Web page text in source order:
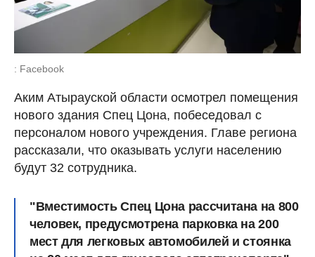
: Facebook
Аким Атырауской области осмотрел помещения
нового здания Спец Цона, побеседовал с
персоналом нового учреждения. Главе региона
рассказали, что оказывать услуги населению
будут 32 сотрудника.
"Вместимость Спец Цона рассчитана на 800
человек, предусмотрена парковка на 200
мест для легковых автомобилей и стоянка